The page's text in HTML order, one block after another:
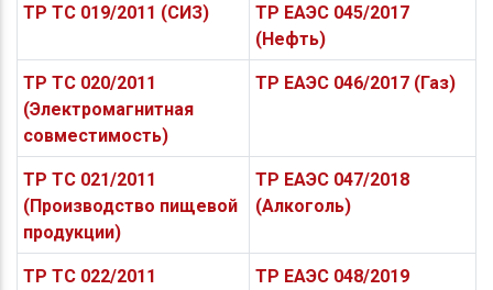
ТР ТС 019/2011 (СИЗ)
ТР ЕАЭС 045/2017
(Нефть)
ТР ТС 020/2011
(Электромагнитная
совместимость)
ТР ЕАЭС 046/2017 (Газ)
ТР ТС 021/2011
(Производство пищевой
продукции)
ТР ЕАЭС 047/2018
(Алкоголь)
ТР ТС 022/2011
ТР ЕАЭС 048/2019